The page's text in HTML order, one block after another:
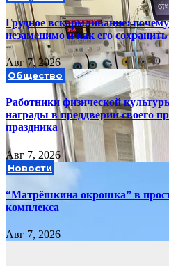
Грудное вскармливание:
незаменимо и как его сохранить
Авг 7, 2026
Общество
Работники физической
награды в преддверии своего
праздника
Авг 7, 2026
Новости
“Матрёшкина окрошка” в
комплекса
Авг 7, 2026